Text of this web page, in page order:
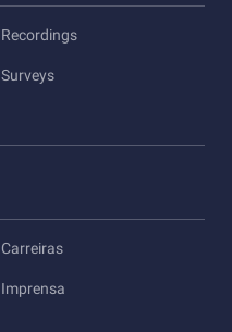
Recordings
Surveys
Carreiras
Imprensa